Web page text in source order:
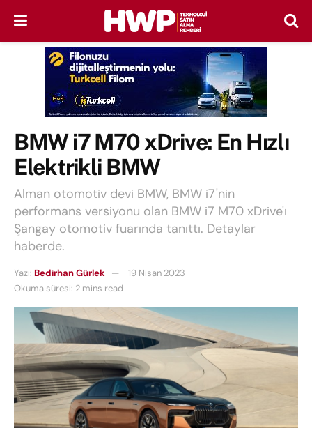
BMW i7 M70 xDrive: En Hızlı
Elektrikli BMW
Alman otomotiv devi BMW, BMW i7'nin
performans versiyonu olan BMW i7 M70 xDrive'ı
Şangay otomotiv fuarında tanıttı. Detaylar
haberde.
Yazı: Bedirhan Gürlek
19 Nisan 2023
Okuma süresi: 2 mins read